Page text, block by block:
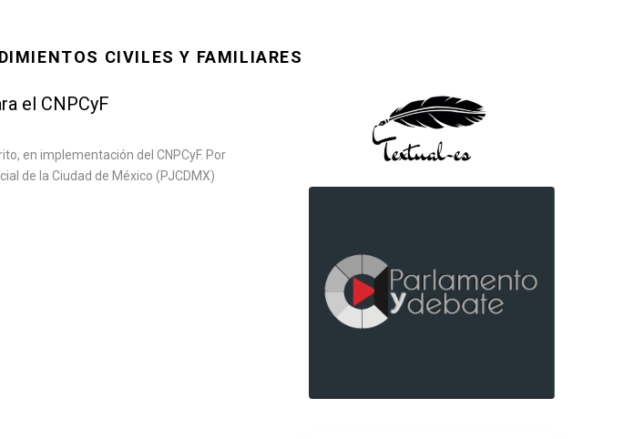
CIVILES Y FAMILIARES
el CNPCyF
en implementación del CNPCyF. Por
de la Ciudad de México (PJCDMX)